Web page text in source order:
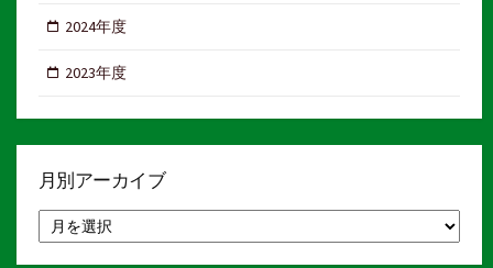
2024年度
2023年度
月別アーカイブ
別
ア